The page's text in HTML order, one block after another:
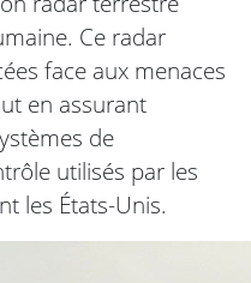
Ce radar
face aux menaces
en assurant
de
utilisés par les
les États-Unis.